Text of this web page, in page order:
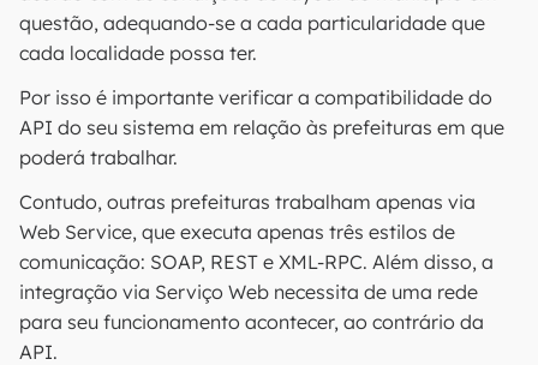
questão, adequando-se a cada particularidade que
cada localidade possa ter.
Por isso é importante verificar a compatibilidade do
API do seu sistema em relação às prefeituras em que
poderá trabalhar.
Contudo, outras prefeituras trabalham apenas via
Web Service, que executa apenas três estilos de
comunicação: SOAP, REST e XML-RPC. Além disso, a
integração via Serviço Web necessita de uma rede
para seu funcionamento acontecer, ao contrário da
API.